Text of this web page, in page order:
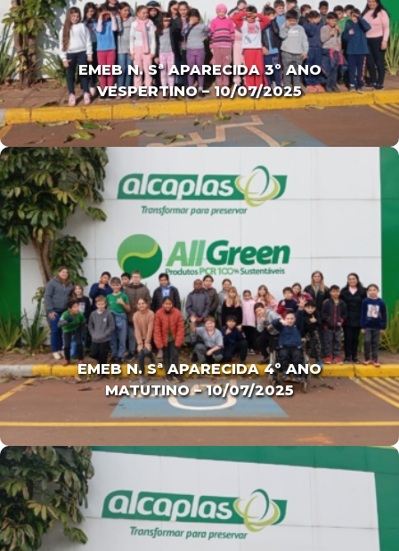
EMEB N. Sª APARECIDA 3º ANO
VESPERTINO – 10/07/2025
EMEB N. Sª APARECIDA 4º ANO
MATUTINO – 10/07/2025